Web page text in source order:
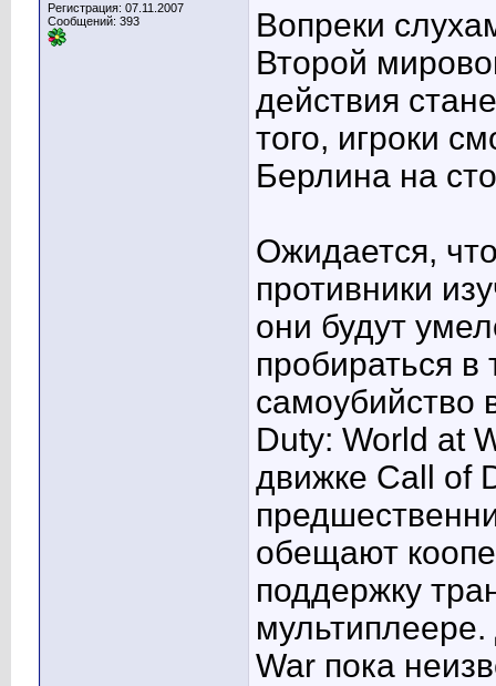
Регистрация: 07.11.2007
Сообщений: 393
Вопреки
Второй
действия
того, игроки
Берлина на
Ожидается,
противники
они будут
пробираться
самоубийство
Duty: World at
движке Call of
обещают
поддержку
War пока